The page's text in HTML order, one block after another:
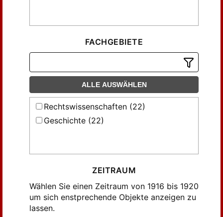
FACHGEBIETE
ALLE AUSWÄHLEN
Rechtswissenschaften (22)
Geschichte (22)
ZEITRAUM
Wählen Sie einen Zeitraum von 1916 bis 1920
um sich enstprechende Objekte anzeigen zu
lassen.